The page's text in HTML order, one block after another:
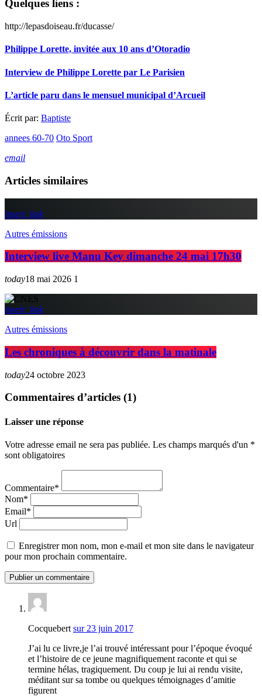
Quelques liens :
http://lepasdoiseau.fr/ducasse/
Philippe Lorette, invitée aux 10 ans d’Otoradio
Interview de Philippe Lorette par Le Parisien
L’article paru dans le mensuel municipal d’Arcueil
Écrit par: Baptiste
annees 60-70 Oto Sport
email
Articles similaires
insert_link
Autres émissions
Interview live Manu Key dimanche 24 mai 17h30
today18 mai 2026 1
insert_link
Autres émissions
Les chroniques à découvrir dans la matinale
today24 octobre 2023
Commentaires d’articles (1)
Laisser une réponse
Votre adresse email ne sera pas publiée. Les champs marqués d'un *
sont obligatoires
Commentaire*
Nom*
Email*
Url
Enregistrer mon nom, mon e-mail et mon site dans le navigateur
pour mon prochain commentaire.
Cocquebert sur 23 juin 2017
J’ai lu ce livre,je l’ai trouvé intéressant pour l’époque évoqué
et l’histoire de ce jeune magnifiquement raconte et qui se
termine hélas, tragiquement. Du coup je lui ai rendu visite,
méditant sur sa tombe ou quelques témoignages d’amitie
figurent